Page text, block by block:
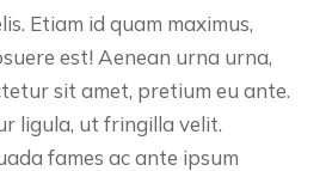
Etiam id quam maximus,
est! Aenean urna urna,
sit amet, pretium eu ante.
ligula, ut fringilla velit.
fames ac ante ipsum